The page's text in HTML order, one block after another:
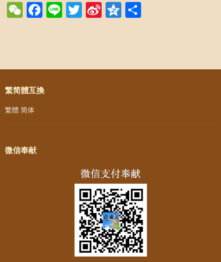
WeChat
Facebook
LineTwitter
SinaQzone
Post navigation
繁简體互換
繁體 简体
微信奉献